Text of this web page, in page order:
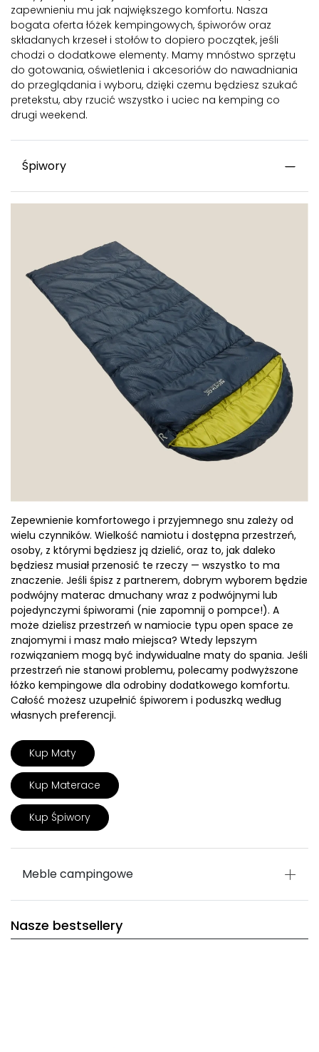
zapewnieniu mu jak największego komfortu. Nasza
bogata oferta łóżek kempingowych, śpiworów oraz
składanych krzeseł i stołów to dopiero początek, jeśli
chodzi o dodatkowe elementy. Mamy mnóstwo sprzętu
do gotowania, oświetlenia i akcesoriów do nawadniania
do przeglądania i wyboru, dzięki czemu będziesz szukać
pretekstu, aby rzucić wszystko i uciec na kemping co
drugi weekend.
Śpiwory
Zepewnienie komfortowego i przyjemnego snu zależy od
wielu czynników. Wielkość namiotu i dostępna przestrzeń,
osoby, z którymi będziesz ją dzielić, oraz to, jak daleko
będziesz musiał przenosić te rzeczy — wszystko to ma
znaczenie. Jeśli śpisz z partnerem, dobrym wyborem będzie
podwójny materac dmuchany wraz z podwójnymi lub
pojedynczymi śpiworami (nie zapomnij o pompce!). A
może dzielisz przestrzeń w namiocie typu open space ze
znajomymi i masz mało miejsca? Wtedy lepszym
rozwiązaniem mogą być indywidualne maty do spania. Jeśli
przestrzeń nie stanowi problemu, polecamy podwyższone
łóżko kempingowe dla odrobiny dodatkowego komfortu.
Całość możesz uzupełnić śpiworem i poduszką według
własnych preferencji.
Kup Maty
Kup Materace
Kup Śpiwory
Meble campingowe
Nasze bestsellery